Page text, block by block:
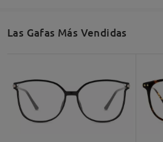
Recomendación
Las Gafas Más Vendidas